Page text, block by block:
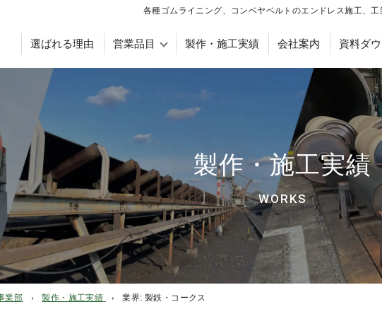
各種ゴムライニング、コンベヤベルトのエンドレス施工、
選ばれる理由 営業品目
管等のゴムライニング コンベヤベルトの加工・販売 コンベヤプーリの
製作・施工実績 会社案内 資料ダ
等のゴムライニング コンベヤベルトの加工・販売 コンベヤプーリの
製作・施工実績
WORKS
業部 製作・施工実績 業界:製鉄・コークス